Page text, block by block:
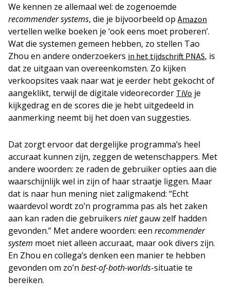
We kennen ze allemaal wel: de zogenoemde
recommender systems, die je bijvoorbeeld op Amazon
vertellen welke boeken je ‘ook eens moet proberen’.
Wat die systemen gemeen hebben, zo stellen Tao
Zhou en andere onderzoekers in het tijdschrift PNAS, is
dat ze uitgaan van overeenkomsten. Zo kijken
verkoopsites vaak naar wat je eerder hebt gekocht of
aangeklikt, terwijl de digitale videorecorder TiVo je
kijkgedrag en de scores die je hebt uitgedeeld in
aanmerking neemt bij het doen van suggesties.
Dat zorgt ervoor dat dergelijke programma’s heel
accuraat kunnen zijn, zeggen de wetenschappers. Met
andere woorden: ze raden de gebruiker opties aan die
waarschijnlijk wel in zijn of haar straatje liggen. Maar
dat is naar hun mening niet zaligmakend: “Echt
waardevol wordt zo’n programma pas als het zaken
aan kan raden die gebruikers nietgauw zelf hadden
gevonden.” Met andere woorden: een recommender
system moet niet alleen accuraat, maar ook divers zijn.
En Zhou en collega’s denken een manier te hebben
gevonden om zo’n best-of-both-worlds-situatie te
bereiken.